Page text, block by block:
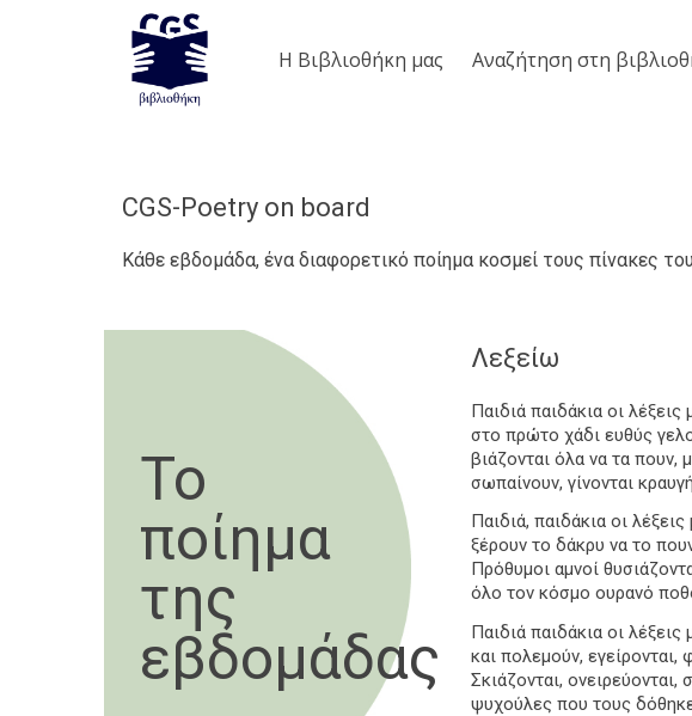
Η Βιβλιοθήκη μας Aναζήτηση στη
CGS-Poetry on board
Κάθε εβδομάδα, ένα διαφορετικό ποίημα κοσμεί τους πίνακες
Το
ποίημα
της
εβδομάδας
Λεξείω
Παιδιά παιδάκια οι
στο πρώτο χάδι ευθύς
βιάζονται όλα να τα πουν,
σωπαίνουν, γίνονται
Παιδιά, παιδάκια οι
ξέρουν το δάκρυ να το
Πρόθυμοι αμνοί
όλο τον κόσμο ουρανό
Παιδιά παιδάκια οι
και πολεμούν, εγείρονται,
Σκιάζονται, ονειρεύονται,
ψυχούλες που τους